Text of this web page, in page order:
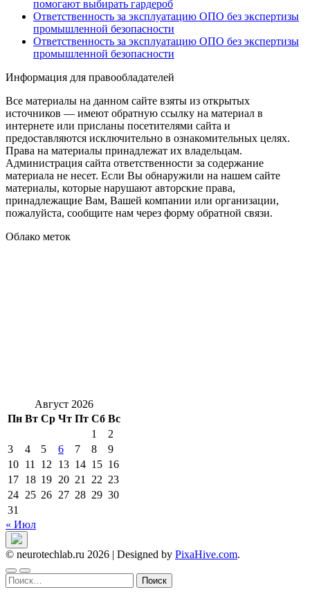
помогают выбирать гардероб
Ответственность за эксплуатацию ОПО без экспертизы
промышленной безопасности
Ответственность за эксплуатацию ОПО без экспертизы
промышленной безопасности
Информация для правообладателей
Все материалы на данном сайте взяты из открытых
источников — имеют обратную ссылку на материал в
интернете или присланы посетителями сайта и
предоставляются исключительно в ознакомительных целях.
Права на материалы принадлежат их владельцам.
Администрация сайта ответственности за содержание
материала не несет. Если Вы обнаружили на нашем сайте
материалы, которые нарушают авторские права,
принадлежащие Вам, Вашей компании или организации,
пожалуйста, сообщите нам через форму обратной связи.
Облако меток
Август 2026
Пн Вт Ср Чт Пт Сб Вс
1
2
3
4 5 6 7 8
9
10 11 12 13 14 15 16
17 18 19 20 21 22 23
24 25 26 27 28 29 30
31
« Июл
© neurotechlab.ru 2026 | Designed by PixaHive.com.
Найти: